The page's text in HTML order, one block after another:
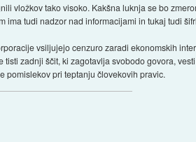
vložkov tako visoko. Kakšna luknja se bo
ima tudi nadzor nad informacijami in tukaj tudi
vsiljujejo cenzuro zaradi ekonomskih
zadnji ščit, ki zagotavlja svobodo govora,
pomislekov pri teptanju človekovih pravic.